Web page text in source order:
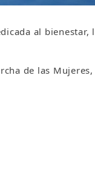
al bienestar,
de las Mujeres,